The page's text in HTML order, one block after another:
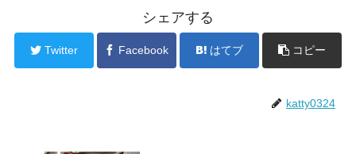
シェアする
Twitter Facebook はてブ コピー
katty0324